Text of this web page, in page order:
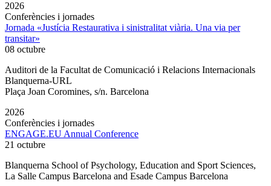
2026
Conferències i jornades
Jornada «Justícia Restaurativa i sinistralitat viària. Una via per
transitar»
08 octubre
Auditori de la Facultat de Comunicació i Relacions Internacionals
Blanquerna-URL
Plaça Joan Coromines, s/n. Barcelona
2026
Conferències i jornades
ENGAGE.EU Annual Conference
21 octubre
Blanquerna School of Psychology, Education and Sport Sciences,
La Salle Campus Barcelona and Esade Campus Barcelona